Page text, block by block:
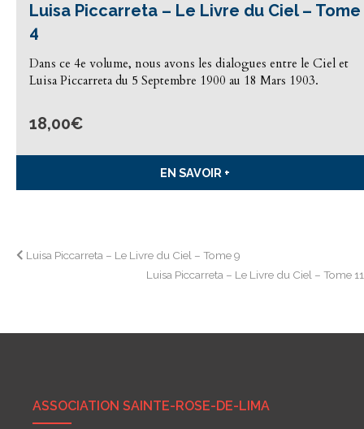
Luisa Piccarreta – Le Livre du Ciel – Tome
4
Dans ce 4e volume, nous avons les dialogues entre le Ciel et
Luisa Piccarreta du 5 Septembre 1900 au 18 Mars 1903.
18,00€
EN SAVOIR +
Navigation
l’article
Luisa Piccarreta – Le Livre du Ciel – Tome 9
Luisa Piccarreta – Le Livre du Ciel – Tome
ASSOCIATION SAINTE-ROSE-DE-LIMA